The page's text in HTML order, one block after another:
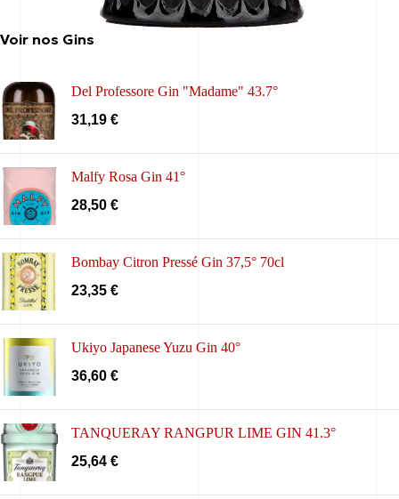
Voir nos Gins
Del Professore Gin "Madame" 43.7°
31,19 €
Malfy Rosa Gin 41°
28,50 €
Bombay Citron Pressé Gin 37,5° 70cl
23,35 €
Ukiyo Japanese Yuzu Gin 40°
36,60 €
TANQUERAY RANGPUR LIME GIN 41.3°
25,64 €